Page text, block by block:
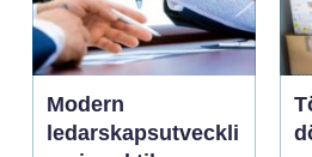
Modern
ledarskapsutveckli